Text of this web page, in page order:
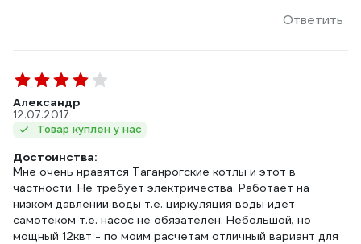
Ответить
Александр
12.07.2017
Товар куплен у нас
Достоинства:
Мне очень нравятся Таганрогские котлы и этот в
частности. Не требует электричества. Работает на
низком давлении воды т.е. циркуляция воды идет
самотеком т.е. насос не обязателен. Небольшой, но
мощный 12квт - по моим расчетам отличный вариант для